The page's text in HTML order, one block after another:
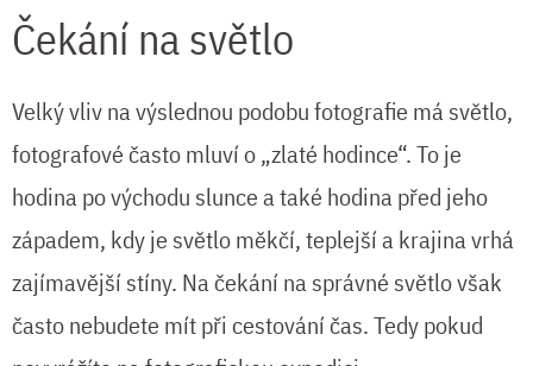
Čekání na světlo
Velký vliv na výslednou podobu fotografie má světlo,
fotografové často mluví o „zlaté hodince“. To je
hodina po východu slunce a také hodina před jeho
západem, kdy je světlo měkčí, teplejší a krajina vrhá
zajímavější stíny. Na čekání na správné světlo však
často nebudete mít při cestování čas. Tedy pokud